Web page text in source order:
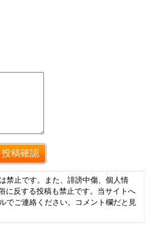
禁止です。また、誹謗中傷、個人情
に反する投稿も禁止です。当サイトへ
でご連絡ください。コメント欄だと見